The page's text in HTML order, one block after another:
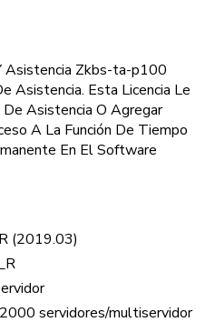
Asistencia Zkbs-ta-p100
Asistencia. Esta Licencia Le
Asistencia O Agregar
A La Función De Tiempo
En El Software
(2019.03)
servidores/multiservidor